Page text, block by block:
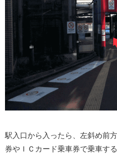
駅入口から入ったら、左斜め前
券やＩＣカード乗車券で乗車す